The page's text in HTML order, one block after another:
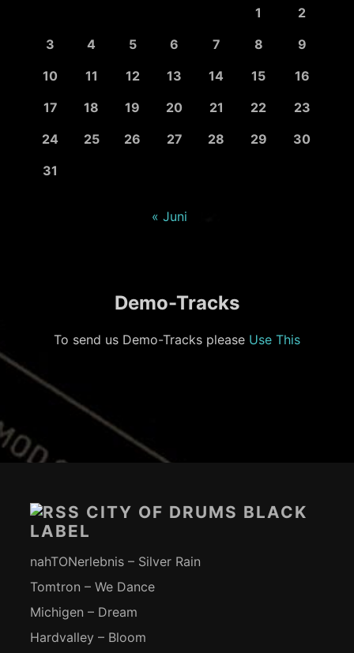
1
2
3
4 5 6 7 8
9
10
11 12 13 14 15
16
17
18 19 20 21 22
23
24
25 26 27 28 29
30
31
« Juni
Demo-Tracks
To send us Demo-Tracks please Use This
CITY OF DRUMS BLACK
LABEL
nahTONerlebnis – Silver Rain
Tomtron – We Dance
Michigen – Dream
Hardvalley – Bloom